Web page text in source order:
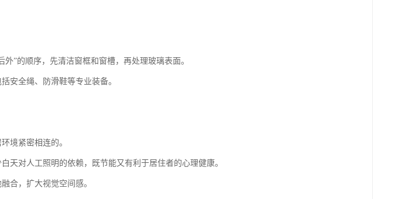
”的顺序，先清洁窗框和窗槽，再处理玻璃表面。
安全绳、防滑鞋等专业装备。
境紧密相连的。
天对人工照明的依赖，既节能又有利于居住者的心理健康。
合，扩大视觉空间感。